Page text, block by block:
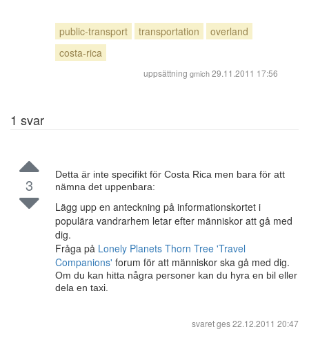
public-transport transportation
overland
costa-rica
uppsättning gmich29.11.2011 17:56
1 svar
3
Detta är inte specifikt för Costa Rica men bara för att
nämna det uppenbara:
Lägg upp en anteckning på informationskortet i
populära vandrarhem letar efter människor att gå med
dig.
Fråga på Lonely Planets Thorn Tree 'Travel
Companions' forum för att människor ska gå med dig.
Om du kan hitta några personer kan du hyra en bil eller
dela en taxi.
svaret ges22.12.2011 20:47